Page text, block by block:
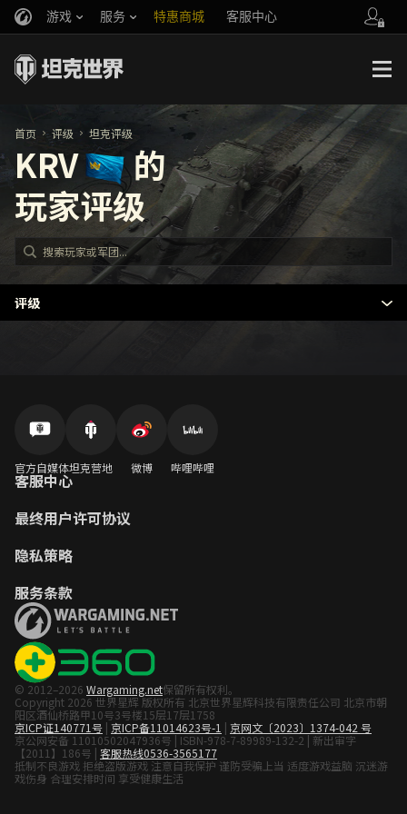
游戏 服务 特惠商城 客服中心
你好，吾久
万圣节
《以战止战》
官方自媒体
首页 评级 坦克评级
KRV
的
玩家评级
评级
官方自媒体坦克营地 微博 哔哩哔哩
客服中心
最终用户许可协议
隐私策略
服务条款
© 2012–2026 Wargaming.net保留所有权利。
Copyright 2026 世界星辉 版权所有 北京世界星辉科技有限责任公司 北京市朝
阳区酒仙桥路甲10号3号楼15层17层1758
京ICP证140771号 | 京ICP备11014623号-1 | 京网文〔2023〕1374-042 号
京公网安备 11010502047936号 | ISBN-978-7-89989-132-2 | 新出审字
【2011】186号 | 客服热线0536-3565177
抵制不良游戏 拒绝盗版游戏 注意自我保护 谨防受骗上当 适度游戏益脑 沉迷游
戏伤身 合理安排时间 享受健康生活